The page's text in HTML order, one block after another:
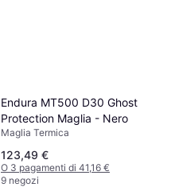
Endura MT500 D30 Ghost
Protection Maglia - Nero
Maglia Termica
123,49 €
O 3 pagamenti di 41,16 €
9 negozi